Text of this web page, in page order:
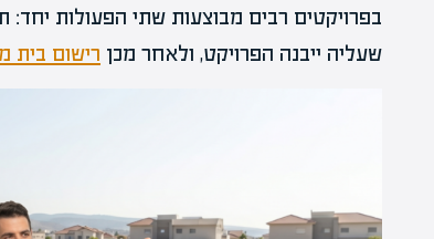
בפרויקטים רבים מבוצעות שתי הפעולות
שעליה ייבנה הפרויקט, ולאחר מכן רישום בית